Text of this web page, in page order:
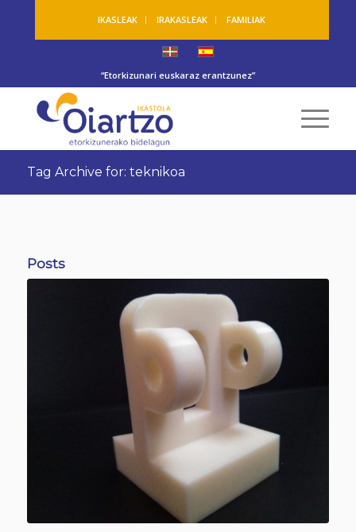
IKASLEAK IRAKASLEAK FAMILIAK
“Etorkizunari euskaraz erantzunez”
Tag Archive for: teknikoa
Posts